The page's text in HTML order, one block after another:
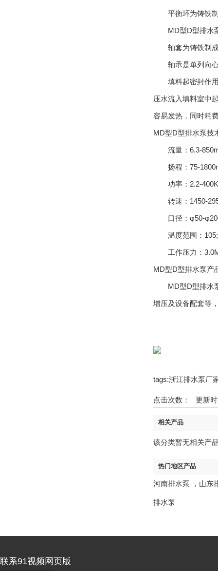
平衡环为铸铁制
MD型D型排水泵
轴套为铸铁制成
轴承是单列向心
填料起密封作用
压水流入填料室中
容易发热，同时耗
MD型D型排水泵技
流量：6.3-
扬程：75-
功率：2.2-
转速：1450-
口径：φ50-
温度范围：105;
工作压力：
MD型D型排水泵产
MD型D型排水泵
增压及设备配套等
tags:浙江排水泵厂
点击次数： 更新
相关产品
该分类暂无相关产
热门地区产品
河南排水泵 ， 山东
排水泵
联系91视频网页版